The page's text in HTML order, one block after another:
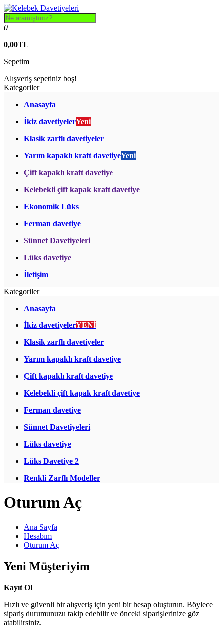
0
0,00TL
Sepetim
Alışveriş sepetiniz boş!
Kategoriler
Anasayfa
İkiz davetiyelerYeni
Klasik zarflı davetiyeler
Yarım kapaklı kraft davetiyeYeni
Çift kapaklı kraft davetiye
Kelebekli çift kapak kraft davetiye
Ekonomik Lüks
Ferman davetiye
Sünnet Davetiyeleri
Lüks davetiye
İletişim
Kategoriler
Anasayfa
İkiz davetiyelerYENİ
Klasik zarflı davetiyeler
Yarım kapaklı kraft davetiye
Çift kapaklı kraft davetiye
Kelebekli çift kapak kraft davetiye
Ferman davetiye
Sünnet Davetiyeleri
Lüks davetiye
Lüks Davetiye 2
Renkli Zarflı Modeller
Oturum Aç
Ana Sayfa
Hesabım
Oturum Aç
Yeni Müşteriyim
Kayıt Ol
Hızlı ve güvenli bir alışveriş için yeni bir hesap oluşturun. Böylece
sipariş durumunuzu takip edebilir ve önceki siparişlerinize göz
atabilirsiniz.